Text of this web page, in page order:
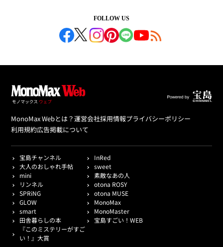
FOLLOW US
MonoMax Webとは？運営会社採用情報プライバシーポリシー
利用規約広告掲載について
宝島チャンネル
InRed
大人のおしゃれ手帖
sweet
mini
素敵なあの人
リンネル
otona ROSY
SPRiNG
otona MUSE
GLOW
MonoMax
smart
MonoMaster
田舎暮らしの本
宝島すごい！WEB
『このミステリーがすご
い！』大賞